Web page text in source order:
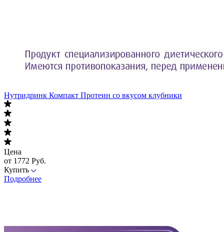
Нутридринк Компакт Протеин со вкусом клубники
Цена
от 1772 Руб.
Купить
Подробнее